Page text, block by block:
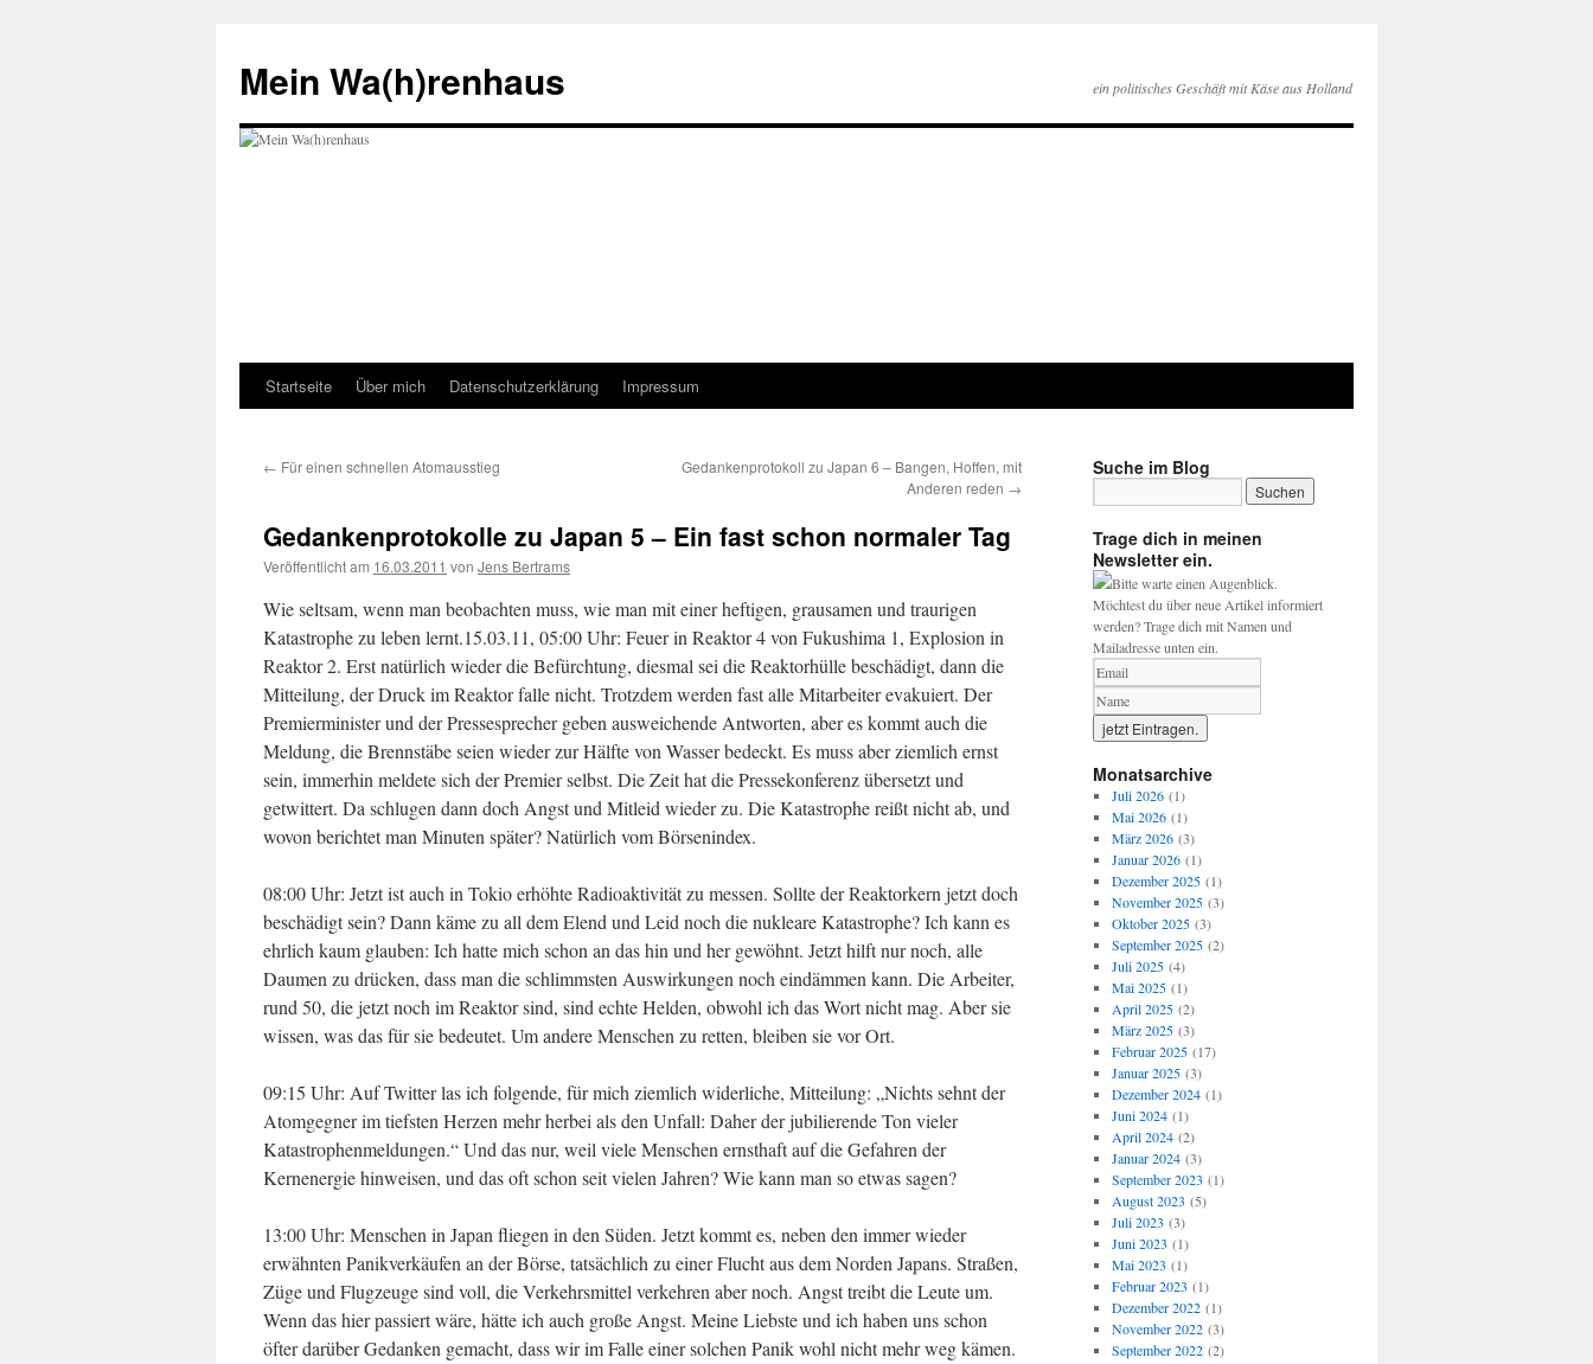
springen
Mein Wa(h)renhaus ein politisches Geschäft mit Käse aus Holland
Startseite Über mich Datenschutzerklärung Impressum
← Für einen schnellen Atomausstieg
Gedankenprotokoll zu Japan 6 – Bangen, Hoffen, mit
Anderen reden →
Gedankenprotokolle zu Japan 5 – Ein fast schon normaler Tag
Veröffentlicht am 16.03.2011 von Jens Bertrams
Wie seltsam, wenn man beobachten muss, wie man mit einer heftigen, grausamen und traurigen
Katastrophe zu leben lernt.15.03.11, 05:00 Uhr: Feuer in Reaktor 4 von Fukushima 1, Explosion in
Reaktor 2. Erst natürlich wieder die Befürchtung, diesmal sei die Reaktorhülle beschädigt, dann die
Mitteilung, der Druck im Reaktor falle nicht. Trotzdem werden fast alle Mitarbeiter evakuiert. Der
Premierminister und der Pressesprecher geben ausweichende Antworten, aber es kommt auch die
Meldung, die Brennstäbe seien wieder zur Hälfte von Wasser bedeckt. Es muss aber ziemlich ernst
sein, immerhin meldete sich der Premier selbst. Die Zeit hat die Pressekonferenz übersetzt und
getwittert. Da schlugen dann doch Angst und Mitleid wieder zu. Die Katastrophe reißt nicht ab, und
wovon berichtet man Minuten später? Natürlich vom Börsenindex.
08:00 Uhr: Jetzt ist auch in Tokio erhöhte Radioaktivität zu messen. Sollte der Reaktorkern jetzt doch
beschädigt sein? Dann käme zu all dem Elend und Leid noch die nukleare Katastrophe? Ich kann es
ehrlich kaum glauben: Ich hatte mich schon an das hin und her gewöhnt. Jetzt hilft nur noch, alle
Daumen zu drücken, dass man die schlimmsten Auswirkungen noch eindämmen kann. Die Arbeiter,
rund 50, die jetzt noch im Reaktor sind, sind echte Helden, obwohl ich das Wort nicht mag. Aber sie
wissen, was das für sie bedeutet. Um andere Menschen zu retten, bleiben sie vor Ort.
09:15 Uhr: Auf Twitter las ich folgende, für mich ziemlich widerliche, Mitteilung: „Nichts sehnt der
Atomgegner im tiefsten Herzen mehr herbei als den Unfall: Daher der jubilierende Ton vieler
Katastrophenmeldungen.“ Und das nur, weil viele Menschen ernsthaft auf die Gefahren der
Kernenergie hinweisen, und das oft schon seit vielen Jahren? Wie kann man so etwas sagen?
13:00 Uhr: Menschen in Japan fliegen in den Süden. Jetzt kommt es, neben den immer wieder
erwähnten Panikverkäufen an der Börse, tatsächlich zu einer Flucht aus dem Norden Japans. Straßen,
Züge und Flugzeuge sind voll, die Verkehrsmittel verkehren aber noch. Angst treibt die Leute um.
Wenn das hier passiert wäre, hätte ich auch große Angst. Meine Liebste und ich haben uns schon
öfter darüber Gedanken gemacht, dass wir im Falle einer solchen Panik wohl nicht mehr weg kämen.
Suche im Blog
Trage dich in meinen
Newsletter ein.
Bitte warte einen Augenblick.
Möchtest du über neue Artikel informiert
werden? Trage dich mit Namen und
Mailadresse unten ein.
Monatsarchive
Juli 2026(1)
Mai 2026(1)
März 2026(3)
Januar 2026(1)
Dezember 2025(1)
November 2025(3)
Oktober 2025(3)
September 2025(2)
Juli 2025(4)
Mai 2025(1)
April 2025(2)
März 2025(3)
Februar 2025(17)
Januar 2025(3)
Dezember 2024(1)
Juni 2024(1)
April 2024(2)
Januar 2024(3)
September 2023 (1)
August 2023 (5)
Juli 2023 (3)
Juni 2023 (1)
Mai 2023 (1)
Februar 2023 (1)
Dezember 2022(1)
November 2022(3)
September 2022(2)